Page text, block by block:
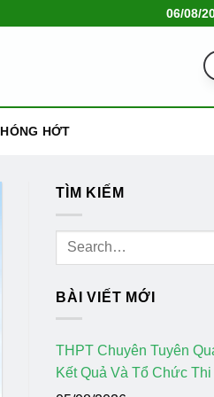
06/08/
HÓNG HỚT
TÌM KIẾM
BÀI VIẾT MỚI
THPT Chuyên Tuyên
Kết Quả Và Tổ Chức Thi